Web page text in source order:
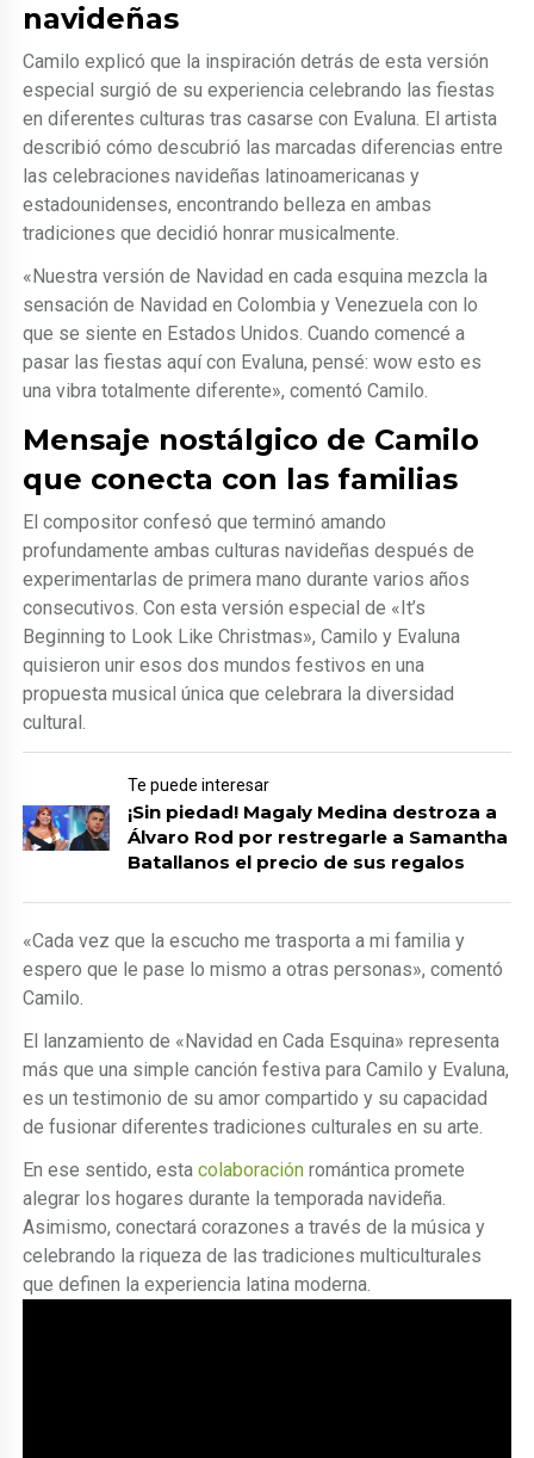
navideñas
Camilo explicó que la inspiración detrás de esta versión
especial surgió de su experiencia celebrando las fiestas
en diferentes culturas tras casarse con Evaluna. El artista
describió cómo descubrió las marcadas diferencias entre
las celebraciones navideñas latinoamericanas y
estadounidenses, encontrando belleza en ambas
tradiciones que decidió honrar musicalmente.
«Nuestra versión de Navidad en cada esquina mezcla la
sensación de Navidad en Colombia y Venezuela con lo
que se siente en Estados Unidos. Cuando comencé a
pasar las fiestas aquí con Evaluna, pensé: wow esto es
una vibra totalmente diferente», comentó Camilo.
Mensaje nostálgico de Camilo
que conecta con las familias
El compositor confesó que terminó amando
profundamente ambas culturas navideñas después de
experimentarlas de primera mano durante varios años
consecutivos. Con esta versión especial de «It’s
Beginning to Look Like Christmas», Camilo y Evaluna
quisieron unir esos dos mundos festivos en una
propuesta musical única que celebrara la diversidad
cultural.
Te puede interesar
¡Sin piedad! Magaly Medina destroza a
Álvaro Rod por restregarle a Samantha
Batallanos el precio de sus regalos
«Cada vez que la escucho me trasporta a mi familia y
espero que le pase lo mismo a otras personas», comentó
Camilo.
El lanzamiento de «Navidad en Cada Esquina» representa
más que una simple canción festiva para Camilo y Evaluna,
es un testimonio de su amor compartido y su capacidad
de fusionar diferentes tradiciones culturales en su arte.
En ese sentido, estacolaboración romántica promete
alegrar los hogares durante la temporada navideña.
Asimismo, conectará corazones a través de la música y
celebrando la riqueza de las tradiciones multiculturales
que definen la experiencia latina moderna.